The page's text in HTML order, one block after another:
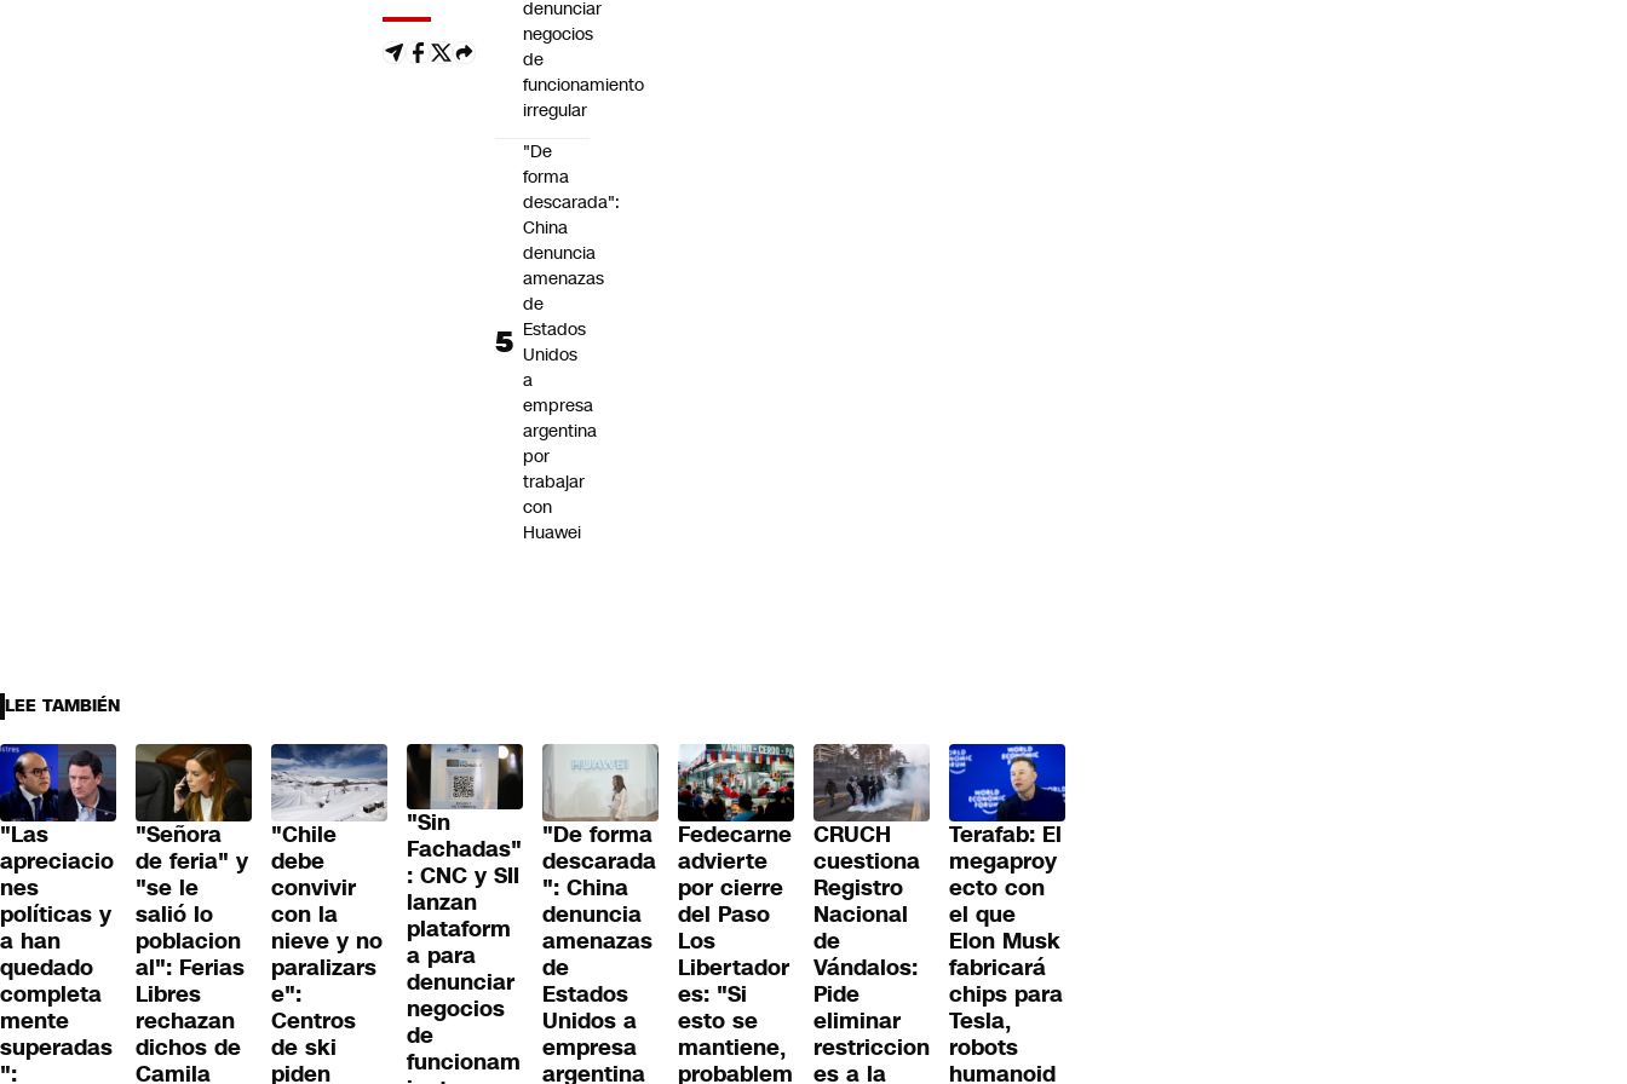
denunciar
negocios
de
funcionamiento
irregular
"De
forma
descarada":
China
denuncia
amenazas
de
Estados
Unidos
a
empresa
argentina
por
trabajar
con
Huawei
LEE TAMBIÉN
"Las
apreciacio
nes
políticas y
a han
quedado
completa
mente
superadas
":
"Señora
de feria" y
"se le
salió lo
poblacion
al": Ferias
Libres
rechazan
dichos de
Camila
"Chile
debe
convivir
con la
nieve y no
paralizars
e":
Centros
de ski
piden
"Sin
Fachadas"
: CNC y SII
lanzan
plataform
a para
denunciar
negocios
de
funcionam
"De forma
descarada
": China
denuncia
amenazas
de
Estados
Unidos a
empresa
argentina
Fedecarne
advierte
por cierre
del Paso
Los
Libertador
es: "Si
esto se
mantiene,
probablem
CRUCH
cuestiona
Registro
Nacional
de
Vándalos:
Pide
eliminar
restriccion
es a la
Terafab: El
megaproy
ecto con
el que
Elon Musk
fabricará
chips para
Tesla,
robots
humanoid